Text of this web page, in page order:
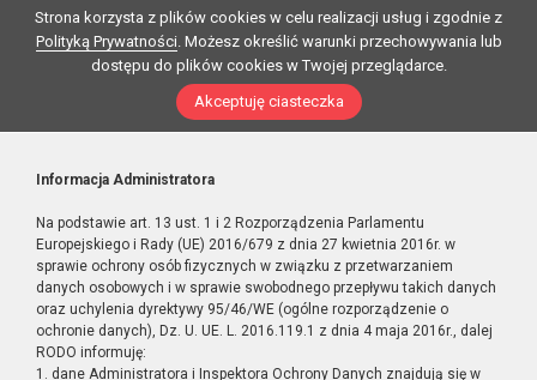
Strona korzysta z plików cookies w celu realizacji usług i zgodnie z
Polityką Prywatności. Możesz określić warunki przechowywania lub
dostępu do plików cookies w Twojej przeglądarce.
Akceptuję ciasteczka
Informacja Administratora
Na podstawie art. 13 ust. 1 i 2 Rozporządzenia Parlamentu
Europejskiego i Rady (UE) 2016/679 z dnia 27 kwietnia 2016r. w
sprawie ochrony osób fizycznych w związku z przetwarzaniem
danych osobowych i w sprawie swobodnego przepływu takich danych
oraz uchylenia dyrektywy 95/46/WE (ogólne rozporządzenie o
ochronie danych), Dz. U. UE. L. 2016.119.1 z dnia 4 maja 2016r., dalej
RODO informuję:
1. dane Administratora i Inspektora Ochrony Danych znajdują się w